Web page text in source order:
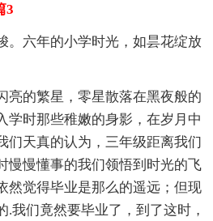
3
。六年的小学时光，如昙花绽放
亮的繁星，零星散落在黑夜般的
学时那些稚嫩的身影，在岁月中
们天真的认为，三年级距离我们
慢慢懂事的我们领悟到时光的飞
然觉得毕业是那么的遥远；但现
.我们竟然要毕业了，到了这时，